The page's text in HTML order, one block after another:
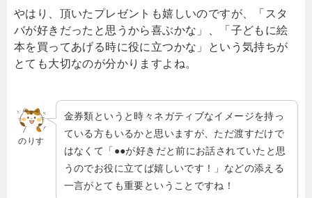
やはり、頂いたプレゼントも嬉しいのですが、「スタ
バが好きだったと思うから喜ぶかな」、「子どもに絵
本を買ってあげる時に役に立つかな」という気持ちが
とても大切なのが分かりますよね。
のりす
金券類というと時々ネガティブなイメージを持っ
ている方もいるかと思いますが、ただ渡すだけで
はなくて「●●が好きだと前にお話されていたと思
うのでお役に立てば嬉しいです！」などの添える
一言がとても重要ということですね！